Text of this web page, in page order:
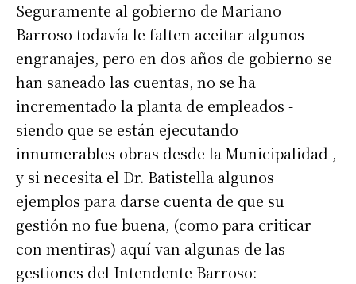
Seguramente al gobierno de Mariano
Barroso todavía le falten aceitar algunos
engranajes, pero en dos años de gobierno se
han saneado las cuentas, no se ha
incrementado la planta de empleados -
siendo que se están ejecutando
innumerables obras desde la Municipalidad-,
y si necesita el Dr. Batistella algunos
ejemplos para darse cuenta de que su
gestión no fue buena, (como para criticar
con mentiras) aquí van algunas de las
gestiones del Intendente Barroso: